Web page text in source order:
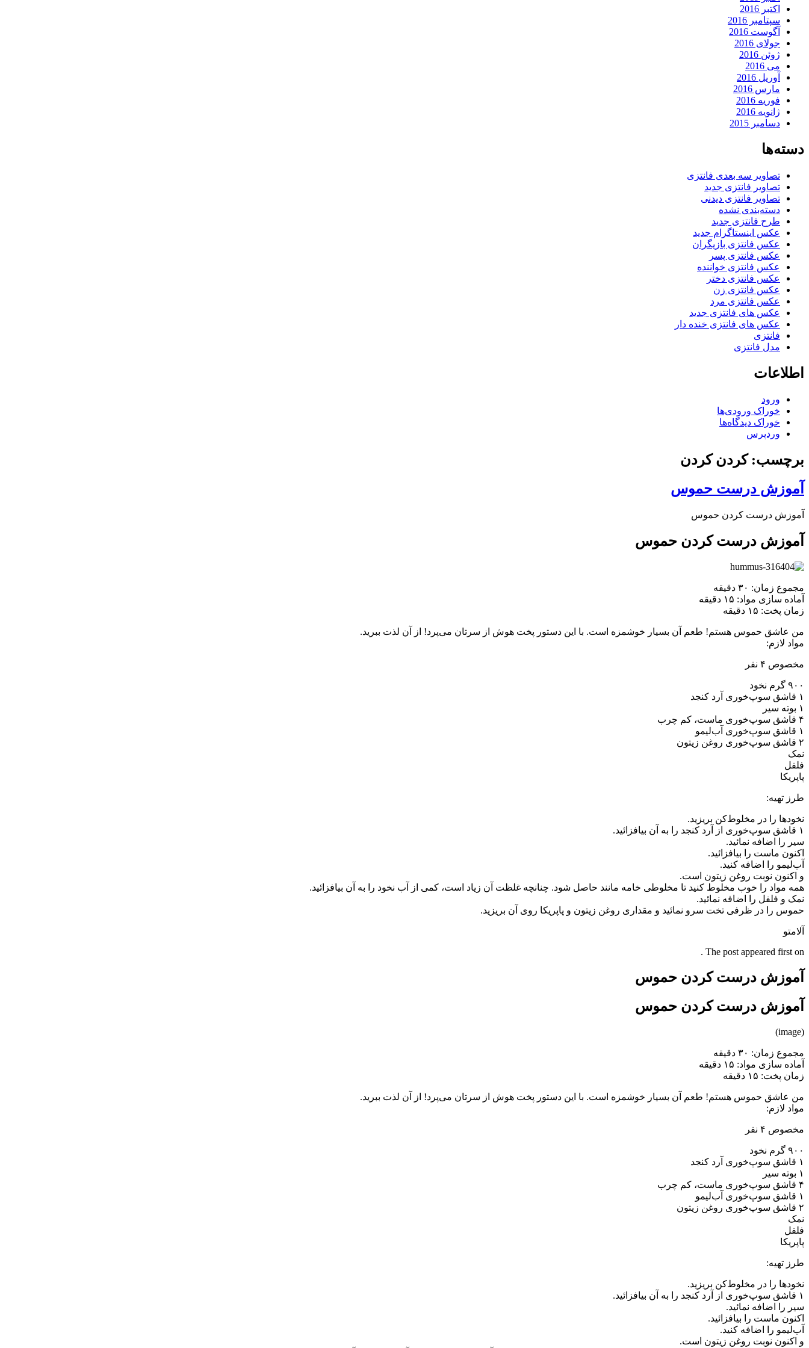
اکتبر 2016
سپتامبر 2016
آگوست 2016
جولای 2016
ژوئن 2016
می 2016
آوریل 2016
مارس 2016
فوریه 2016
ژانویه 2016
دسامبر 2015
دسته‌ها
تصاویر سه بعدی فانتزی
تصاویر فانتزی جدید
تصاویر فانتزی دیدنی
دسته‌بندی نشده
طرح فانتزی جدید
عکس اینستاگرام جدید
عکس فانتزی بازیگران
عکس فانتزی پسر
عکس فانتزی خواننده
عکس فانتزی دختر
عکس فانتزی زن
عکس فانتزی مرد
عکس های فانتزی جدید
عکس های فانتزی خنده دار
فانتزی
مدل فانتزی
اطلاعات
ورود
خوراک ورودی‌ها
خوراک دیدگاه‌ها
وردپرس
برچسب: کردن کردن
آموزش درست حموس
آموزش درست کردن حموس
آموزش درست کردن حموس
مجموع زمان: ۳۰ دقیقه ‏
آماده سازی مواد: ۱۵ دقیقه ‏
زمان پخت: ۱۵ دقیقه ‏
من عاشق حموس هستم! طعم آن بسیار خوشمزه است. با این دستور پخت هوش از سرتان می‌پرد! از آن لذت ببرید. ‏
مواد لازم: ‏
مخصوص ۴ نفر ‏
نمک ‏
فلفل ‏
پاپریکا ‏
طرز تهیه:‏
نخود‌ها را در مخلوط‌کن بریزید. ‏
سیر را اضافه نمائید. ‏
اکنون ماست را بیافزائید. ‏
آب‌لیمو را اضافه کنید. ‏
و اکنون نوبت روغن زیتون است. ‏
همه مواد را خوب مخلوط کنید تا مخلوطی خامه‌ مانند حاصل شود. چنانچه غلظت آن زیاد است، کمی از آب نخود را به آن ‏بیافزائید. ‏
نمک و فلفل را اضافه نمائید. ‏
حموس را در ظرفی تخت سرو نمائید و مقداری روغن زیتون و پاپریکا روی آن بریزید. ‏
آلامتو
The post appeared first on .
آموزش درست کردن حموس
آموزش درست کردن حموس
(image)
مجموع زمان: ۳۰ دقیقه ‏
آماده سازی مواد: ۱۵ دقیقه ‏
زمان پخت: ۱۵ دقیقه ‏
من عاشق حموس هستم! طعم آن بسیار خوشمزه است. با این دستور پخت هوش از سرتان می‌پرد! از آن لذت ببرید. ‏
مواد لازم: ‏
مخصوص ۴ نفر ‏
نمک ‏
فلفل ‏
پاپریکا ‏
طرز تهیه:‏
نخود‌ها را در مخلوط‌کن بریزید. ‏
سیر را اضافه نمائید. ‏
اکنون ماست را بیافزائید. ‏
آب‌لیمو را اضافه کنید. ‏
و اکنون نوبت روغن زیتون است. ‏